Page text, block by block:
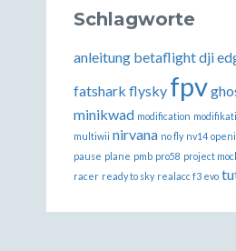
Schlagworte
anleitung betaflightdji
fatshark flysky fpv
minikwad modification
multiwii nirvana no fly nv14
pause plane pmb pro58 project
racer ready to sky realacc f3 evo